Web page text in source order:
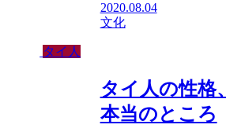
2020.08.04
文化
タイ人
タイ人の性格、
本当のところ